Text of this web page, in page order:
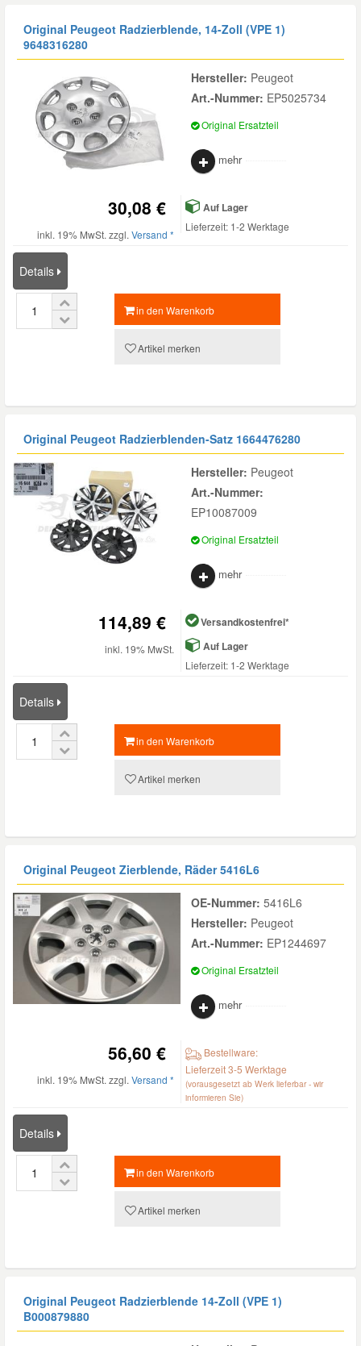
Original Peugeot Radzierblende, 14-Zoll (VPE 1)
9648316280
Hersteller: Peugeot
Art.-Nummer: EP5025734
Original Ersatzteil
mehr
30,08 €
inkl. 19% MwSt. zzgl. Versand *
Auf Lager
Lieferzeit: 1-2 Werktage
Details
in den Warenkorb
Artikel merken
Original Peugeot Radzierblenden-Satz 1664476280
Hersteller: Peugeot
Art.-Nummer:
EP10087009
Original Ersatzteil
mehr
114,89 €
inkl. 19% MwSt.
Versandkostenfrei*
Auf Lager
Lieferzeit: 1-2 Werktage
Details
in den Warenkorb
Artikel merken
Original Peugeot Zierblende, Räder5416L6
OE-Nummer: 5416L6
Hersteller: Peugeot
Art.-Nummer: EP1244697
Original Ersatzteil
mehr
56,60 €
inkl. 19% MwSt. zzgl. Versand *
Bestellware:
Lieferzeit 3-5 Werktage
(vorausgesetzt ab Werk lieferbar - wir
informieren Sie)
Details
in den Warenkorb
Artikel merken
Original Peugeot Radzierblende 14-Zoll (VPE 1)
B000879880